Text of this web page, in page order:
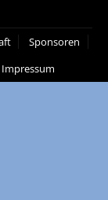
Sponsoren
Impressum